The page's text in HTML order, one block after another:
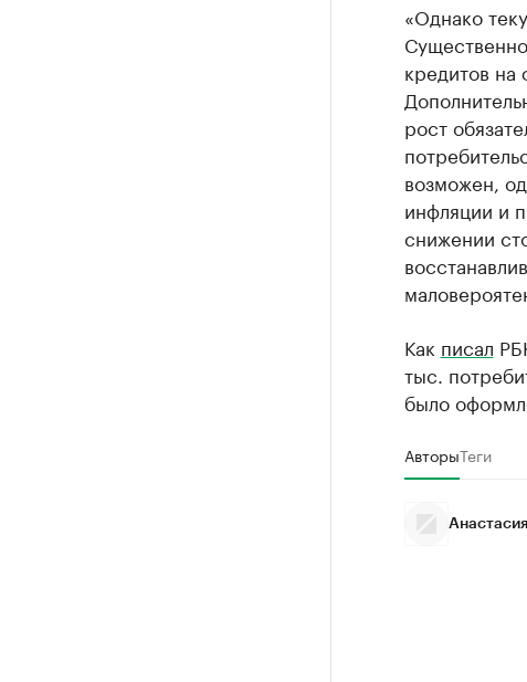
«Однако
кредитов на
рост
возможен,
инфляции и
снижении
Как писал
тыс.
было
АвторыТеги